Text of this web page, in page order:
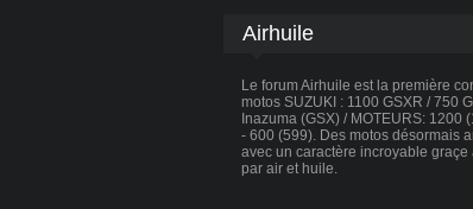
Airhuile
Le forum Airhuile est la première
motos SUZUKI : 1100 GSXR / 750
Inazuma (GSX) / MOTEURS:
- 600 (599). Des motos désormais
avec un caractère incroyable
par air et huile.